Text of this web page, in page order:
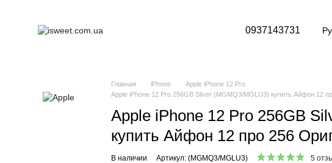
0937143731
Главная iPhone
Apple iPhone 12 Pro
Apple iPhone 12 Pro 256GB Silver (MGMQ3/MGLU3) купить Айфон 12
Apple iPhone 12 Pro 256GB
купить Айфон 12 про 256
В наличии Артикул: (MGMQ3/MGLU3) 5